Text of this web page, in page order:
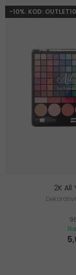
-10%. KOD: OUTLET10
2K All